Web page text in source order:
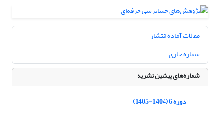
مقالات آماده انتشار
شماره جاری
شماره‌های پیشین نشریه
دوره 6 (1404-1405)